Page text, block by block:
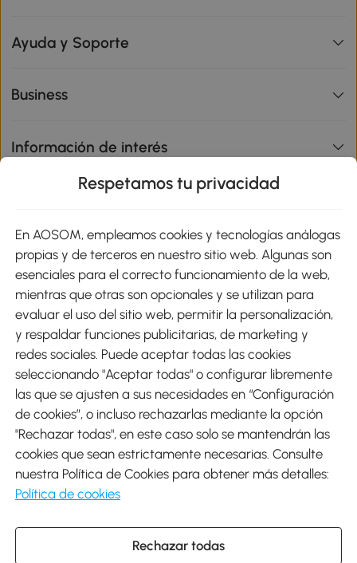
Ayuda y Soporte
Business
Información de interés
Métodos de Pago
Envíos
Descargar Aosom App
Google Play
931 29 45 12 (L-V de 8:30 a 17:30h)
Respetamos tu privacidad
En AOSOM, empleamos cookies y tecnologías análogas
propias y de terceros en nuestro sitio web. Algunas son
esenciales para el correcto funcionamiento de la web,
mientras que otras son opcionales y se utilizan para
evaluar el uso del sitio web, permitir la personalización,
y respaldar funciones publicitarias, de marketing y
redes sociales. Puede aceptar todas las cookies
seleccionando "Aceptar todas" o configurar libremente
las que se ajusten a sus necesidades en “Configuración
de cookies”, o incluso rechazarlas mediante la opción
"Rechazar todas", en este caso solo se mantendrán las
cookies que sean estrictamente necesarias. Consulte
nuestra Política de Cookies para obtener más detalles:
Política de cookies
Rechazar todas